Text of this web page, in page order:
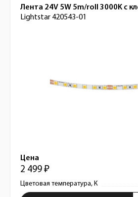
Лента 24V 5W 5m/roll 3000K с
Lightstar 420543-01
Цена
2 499 ₽
Цветовая температура, К